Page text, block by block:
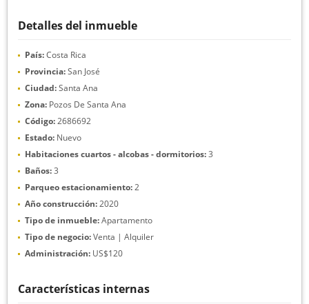
Detalles del inmueble
País:Costa Rica
Provincia:San José
Ciudad:Santa Ana
Zona: Pozos De Santa Ana
Código:2686692
Estado: Nuevo
Habitaciones cuartos - alcobas - dormitorios:3
Baños:3
Parqueo estacionamiento:2
Año construcción:2020
Tipo de inmueble:Apartamento
Tipo de negocio:Venta | Alquiler
Administración: US$120
Características internas